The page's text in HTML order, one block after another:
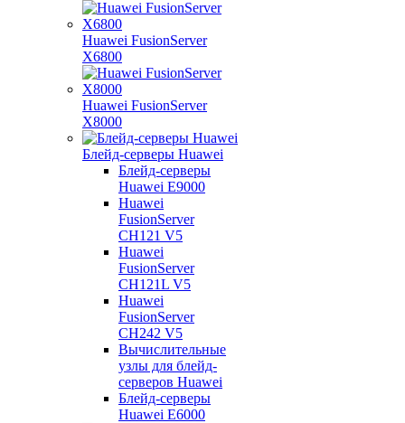
Huawei FusionServer
X6800
Huawei FusionServer
X8000
Блейд-серверы Huawei
Блейд-серверы
Huawei E9000
Huawei
FusionServer
CH121 V5
Huawei
FusionServer
CH121L V5
Huawei
FusionServer
CH242 V5
Вычислительные
узлы для блейд-
серверов Huawei
Блейд-серверы
Huawei E6000